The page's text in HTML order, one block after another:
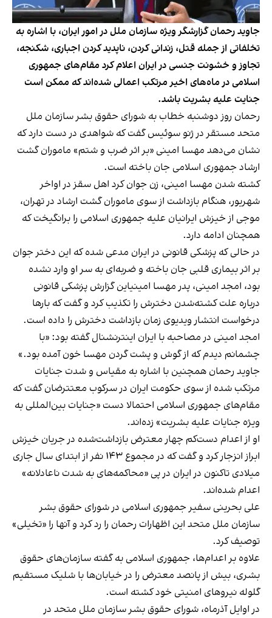
جاوید رحمان گزارشگر ویژه سازمان ملل در امور ایران، با اشاره به
تخلفاتی از جمله قتل، زندانی کردن، ناپدید کردن اجباری، شکنجه،
تجاوز و خشونت جنسی در ایران اعلام کرد مقام‌های جمهوری
اسلامی در ماه‌های اخیر مرتکب اعمالی شده‌اند که ممکن است
جنایت علیه بشریت باشد.
رحمان روز دوشنبه خطاب به شورای حقوق بشر سازمان ملل
متحد مستقر در ژنو سوئیس گفت که شواهدی در دست دارد که
نشان می‌دهد مهسا امینی «بر اثر ضرب و شتم» ماموران گشت
ارشاد جمهوری اسلامی جان باخته است.
کشته شدن مهسا امینی، زن جوان کرد اهل سقز در اواخر
شهریور، هنگام بازداشت از سوی ماموران گشت ارشاد در تهران،
موجی از خیزش ایرانیان علیه جمهوری اسلامی را برانگیخت که
همچنان ادامه دارد.
در حالی که پزشکی قانونی در ایران مدعی شده که این دختر جوان
بر اثر بیماری قلبی جان باخته و ضربه‌ای به سر او وارد نشده
بود، امجد امینی،‌ پدر مهسا امینیاین گزارش پزشکی قانونی
درباره علت کشته‌شدن دخترش را تکذیب کرد و گفت که بارها
درخواست انتشار ویدیوی زمان بازداشت دخترش را داده است.
امجد امینی در مصاحبه با ایران اینترنشنال گفته بود:‌ «با
چشمانم دیدم که از گوش و پشت گردن مهسا خون آمده بود.»
جاوید رحمان همچنین با اشاره به مقیاس و شدت جنایات
مرتکب شده از سوی حکومت ایران در سرکوب معتترضان گفت که
مقام‌های جمهوری اسلامی احتمالا دست «جنایات بین‌المللی به
ویژه جنایات علیه بشریت» زده‌اند.
او از اعدام دست‌کم چهار معترض بازداشت‌شده در جریان خیزش
ابراز انزجار کرد و گفت که در مجموع ۱۴۳ نفر از ابتدای سال جاری
میلادی تاکنون در ایران در پی «محاکمه‌های به شدت ناعادلانه»
اعدام شده‌اند.
علی بحرینی سفیر جمهوری اسلامی در شورای حقوق بشر
سازمان ملل متحد این اظهارات رحمان را رد کرد و آنها را «تخیلی»
توصیف کرد.
علاوه بر اعدام‌ها، جمهوری اسلامی به گفته سازمان‌های حقوق
بشری، بیش از پانصد معترض را در خیابان‌ها با شلیک مستقیم
گلوله نیروهای امنیتی خود کشته است.
در اوایل آذرماه، شورای حقوق بشر سازمان ملل متحد در